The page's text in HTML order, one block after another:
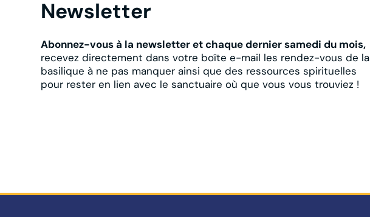
Newsletter
Abonnez-vous à la newsletter et chaque dernier samedi du mois,
recevez directement dans votre boîte e-mail les rendez-vous de la
basilique à ne pas manquer ainsi que des ressources spirituelles
pour rester en lien avec le sanctuaire où que vous vous trouviez !